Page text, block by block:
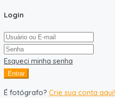
Login
Esqueci minha senha
Entrar
É fotógrafo? Crie sua conta aqui!